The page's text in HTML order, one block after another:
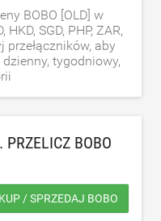
BOBO [OLD] w
HKD, SGD, PHP, ZAR,
przełączników, aby
tygodniowy,
BOBO
KUP / SPRZEDAJ BOBO